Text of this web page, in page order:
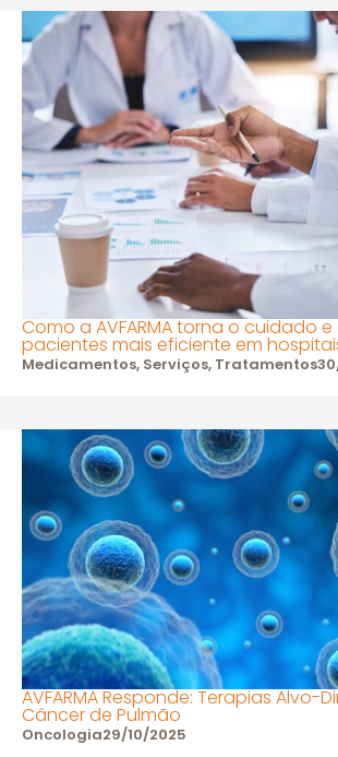
Como a AVFARMA torna o cuidado
pacientes mais eficiente em
Medicamentos, Serviços, Tratamentos
AVFARMA Responde: Terapias Alvo-
Câncer de Pulmão
Oncologia29/10/2025